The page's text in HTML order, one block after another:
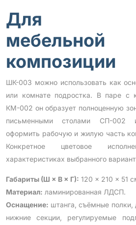
Для
мебельной
композиции
ШК-003 можно использовать как
или комнате подростка. В паре с
КМ-002 он образует полноценную
письменными столами СП-002
оформить рабочую и жилую часть
Конкретное цветовое
характеристиках выбранного
Габариты (Ш × В × Г): 120 × 210 × 51
Материал: ламинированная ЛДСП.
Оснащение: штанга, съёмные
нижние секции, регулируемые